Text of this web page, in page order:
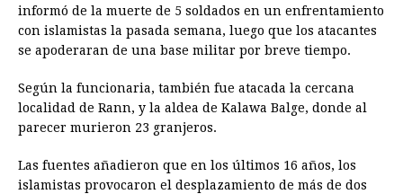
informó de la muerte de 5 soldados en un enfrentamiento
con islamistas la pasada semana, luego que los atacantes
se apoderaran de una base militar por breve tiempo.
Según la funcionaria, también fue atacada la cercana
localidad de Rann, y la aldea de Kalawa Balge, donde al
parecer murieron 23 granjeros.
Las fuentes añadieron que en los últimos 16 años, los
islamistas provocaron el desplazamiento de más de dos